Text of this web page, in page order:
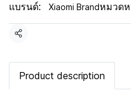
แบรนด์: Xiaomi Brandหมวด
แชร์
Product description